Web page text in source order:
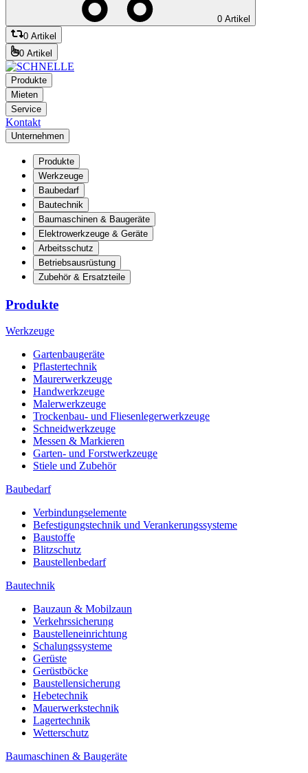
0 Artikel
0 Artikel
0 Artikel
Produkte
Mieten
Service
Kontakt
Unternehmen
Produkte
Werkzeuge
Baubedarf
Bautechnik
Baumaschinen & Baugeräte
Elektrowerkzeuge & Geräte
Arbeitsschutz
Betriebsausrüstung
Zubehör & Ersatzteile
Produkte
Werkzeuge
Gartenbaugeräte
Pflastertechnik
Maurerwerkzeuge
Handwerkzeuge
Malerwerkzeuge
Trockenbau- und Fliesenlegerwerkzeuge
Schneidwerkzeuge
Messen & Markieren
Garten- und Forstwerkzeuge
Stiele und Zubehör
Baubedarf
Verbindungselemente
Befestigungstechnik und Verankerungssysteme
Baustoffe
Blitzschutz
Baustellenbedarf
Bautechnik
Bauzaun & Mobilzaun
Verkehrssicherung
Baustelleneinrichtung
Schalungssysteme
Gerüste
Gerüstböcke
Baustellensicherung
Hebetechnik
Mauerwerkstechnik
Lagertechnik
Wetterschutz
Baumaschinen & Baugeräte